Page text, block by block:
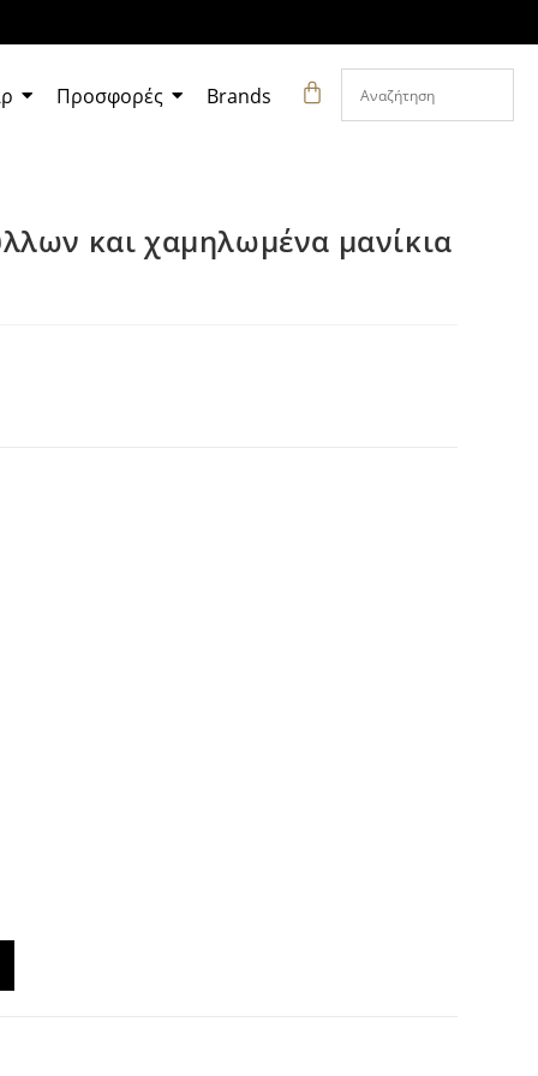
Προσφορές Brands
και χαμηλωμένα μανίκια